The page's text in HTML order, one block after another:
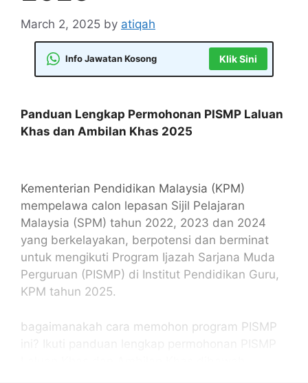
March 2, 2025 by atiqah
Info Jawatan Kosong Klik Sini
Panduan Lengkap Permohonan PISMP Laluan
Khas dan Ambilan Khas 2025
Kementerian Pendidikan Malaysia (KPM)
mempelawa calon lepasan Sijil Pelajaran
Malaysia (SPM) tahun 2022, 2023 dan 2024
yang berkelayakan, berpotensi dan berminat
untuk mengikuti Program Ijazah Sarjana Muda
Perguruan (PISMP) di Institut Pendidikan Guru,
KPM tahun 2025.
bagaimanakah cara memohon program PISMP